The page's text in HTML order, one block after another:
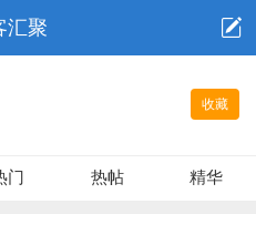
汇聚
收藏
门 热帖 精华